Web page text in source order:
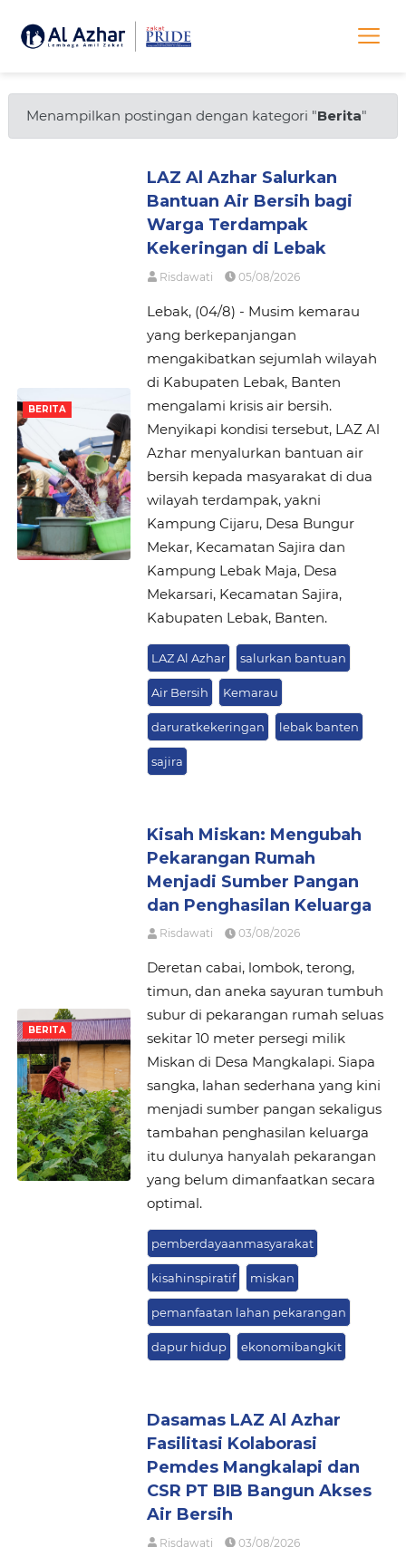
Menampilkan postingan dengan kategori "Berita"
BERITA
LAZ Al Azhar Salurkan
Bantuan Air Bersih bagi
Warga Terdampak
Kekeringan di Lebak
Risdawati 05/08/2026
Lebak, (04/8) - Musim kemarau
yang berkepanjangan
mengakibatkan sejumlah wilayah
di Kabupaten Lebak, Banten
mengalami krisis air bersih.
Menyikapi kondisi tersebut, LAZ Al
Azhar menyalurkan bantuan air
bersih kepada masyarakat di dua
wilayah terdampak, yakni
Kampung Cijaru, Desa Bungur
Mekar, Kecamatan Sajira dan
Kampung Lebak Maja, Desa
Mekarsari, Kecamatan Sajira,
Kabupaten Lebak, Banten.
LAZ Al Azhar salurkan bantuan
Air Bersih Kemarau
daruratkekeringan lebak banten
sajira
BERITA
Kisah Miskan: Mengubah
Pekarangan Rumah
Menjadi Sumber Pangan
dan Penghasilan Keluarga
Risdawati 03/08/2026
Deretan cabai, lombok, terong,
timun, dan aneka sayuran tumbuh
subur di pekarangan rumah seluas
sekitar 10 meter persegi milik
Miskan di Desa Mangkalapi. Siapa
sangka, lahan sederhana yang kini
menjadi sumber pangan sekaligus
tambahan penghasilan keluarga
itu dulunya hanyalah pekarangan
yang belum dimanfaatkan secara
optimal.
pemberdayaanmasyarakat
kisahinspiratif miskan
pemanfaatan lahan pekarangan
dapur hidup ekonomibangkit
Dasamas LAZ Al Azhar
Fasilitasi Kolaborasi
Pemdes Mangkalapi dan
CSR PT BIB Bangun Akses
Air Bersih
Risdawati 03/08/2026